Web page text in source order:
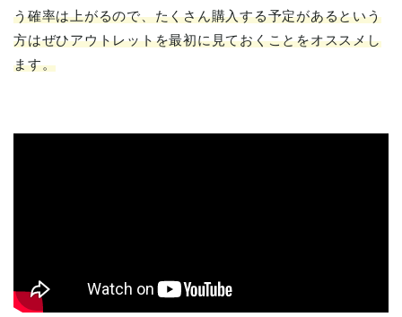
う確率は上がるので、たくさん購入する予定があるという
方はぜひアウトレットを最初に見ておくことをオススメし
ます。